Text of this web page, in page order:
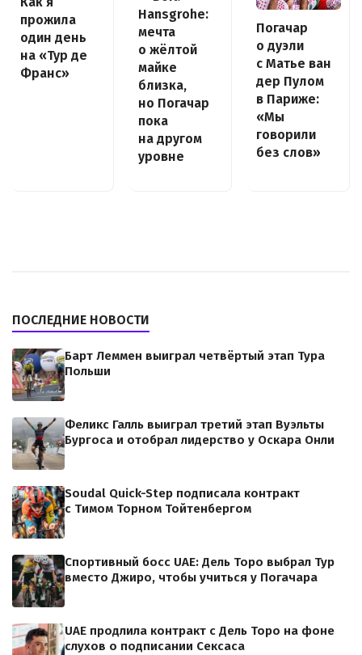
прожила
один день
на «Тур де
Франс»
Hansgrohe:
мечта
о жёлтой
майке
близка,
но Погачар
пока
на другом
уровне
Погачар
о дуэли
с Матье ван
дер Пулом
в Париже:
«Мы
говорили
без слов»
ПОСЛЕДНИЕ НОВОСТИ
Барт Леммен выиграл четвёртый этап Тура
Польши
Феликс Галль выиграл третий этап Вуэльты
Бургоса и отобрал лидерство у Оскара Онли
Soudal Quick-Step подписала контракт
с Тимом Торном Тойтенбергом
Спортивный босс UAE: Дель Торо выбрал Тур
вместо Джиро, чтобы учиться у Погачара
UAE продлила контракт с Дель Торо на фоне
слухов о подписании Сексаса